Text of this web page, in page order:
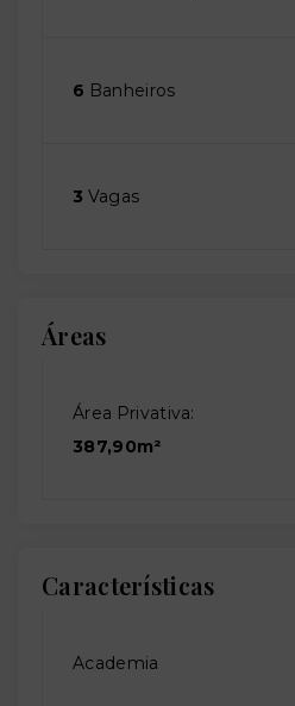
6 Banheiros
3 Vagas
Áreas
Área Privativa:
387,90m²
Características
Academia